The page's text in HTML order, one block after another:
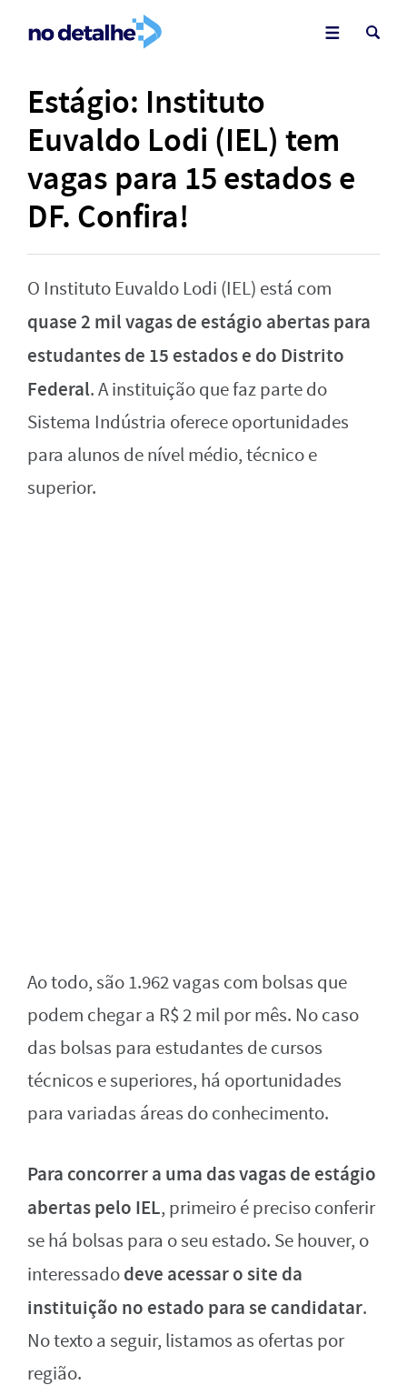
Estágio: Instituto
Euvaldo Lodi (IEL) tem
vagas para 15 estados e
DF. Confira!
O Instituto Euvaldo Lodi (IEL) está com
quase 2 mil vagas de estágio abertas para
estudantes de 15 estados e do Distrito
Federal. A instituição que faz parte do
Sistema Indústria oferece oportunidades
para alunos de nível médio, técnico e
superior.
Ao todo, são 1.962 vagas com bolsas que
podem chegar a R$ 2 mil por mês. No caso
das bolsas para estudantes de cursos
técnicos e superiores, há oportunidades
para variadas áreas do conhecimento.
Para concorrer a uma das vagas de estágio
abertas pelo IEL, primeiro é preciso conferir
se há bolsas para o seu estado. Se houver, o
interessadodeve acessar o site da
instituição no estado para se candidatar.
No texto a seguir, listamos as ofertas por
região.